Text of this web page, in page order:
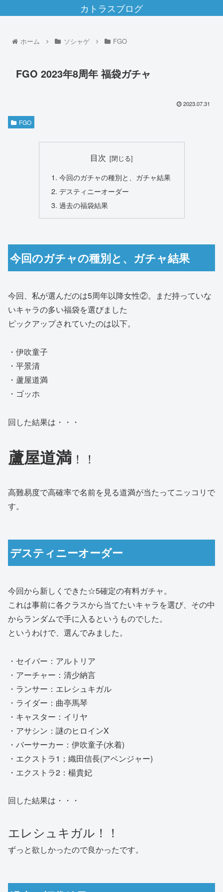
カトラスブログ
ホーム ソシャゲ FGO
FGO 2023年8周年 福袋ガチャ
2023.07.31
FGO
目次
今回のガチャの種別と、ガチャ結果
デスティニーオーダー
過去の福袋結果
今回のガチャの種別と、ガチャ結果
今回、私が選んだのは5周年以降女性②。まだ持っていな
いキャラの多い福袋を選びました
ピックアップされていたのは以下。
・伊吹童子
・平景清
・蘆屋道満
・ゴッホ
回した結果は・・・
蘆屋道満 ！！
高難易度で高確率で名前を見る道満が当たってニッコリで
す。
デスティニーオーダー
今回から新しくできた☆5確定の有料ガチャ。
これは事前に各クラスから当てたいキャラを選び、その中
からランダムで手に入るというものでした。
というわけで、選んでみました。
・セイバー：アルトリア
・アーチャー：清少納言
・ランサー：エレシュキガル
・ライダー：曲亭馬琴
・キャスター：イリヤ
・アサシン：謎のヒロインX
・バーサーカー：伊吹童子(水着)
・エクストラ1；織田信長(アベンジャー)
・エクストラ2：楊貴妃
回した結果は・・・
エレシュキガル！！
ずっと欲しかったので良かったです。